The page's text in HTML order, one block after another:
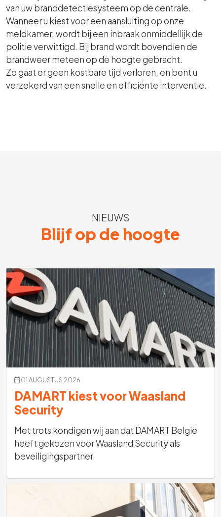
van uw branddetectiesysteem op de centrale.
Wanneer u kiest voor een aansluiting op onze
meldkamer, wordt bij een inbraak onmiddellijk de
politie verwittigd. Bij brand wordt bovendien de
brandweer meteen op de hoogte gebracht.
Zo gaat er geen kostbare tijd verloren, en bent u
verzekerd van een snelle en efficiënte interventie.
NIEUWS
Blijf op de hoogte
01 AUGUSTUS 2026
DAMART kiest voor Waasland
Security
Met trots kondigen wij aan dat DAMART België
heeft gekozen voor Waasland Security als
beveiligingspartner.